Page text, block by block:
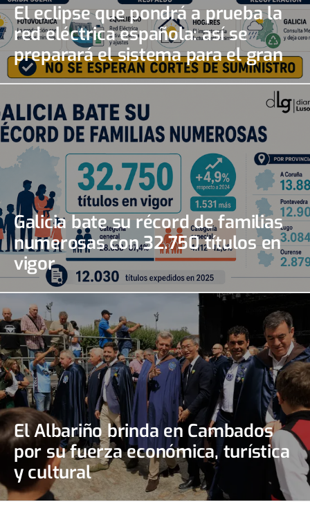
El eclipse que pondrá a prueba la
red eléctrica española: así se
preparará el sistema para el gran
apagón solar
Galicia bate su récord de familias
numerosas con 32.750 títulos en
vigor
El Albariño brinda en Cambados
por su fuerza económica, turística
y cultural